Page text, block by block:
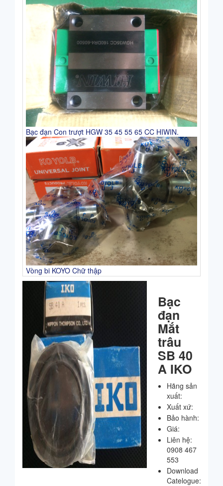
Bạc đạn Con trượt HGW 35 45 55 65 CC HIWIN.
Vòng bi KOYO Chữ thập
Bạc
đạn
Mắt
trâu
SB 40
A IKO
Hãng sản
xuất:
Xuất xứ:
Bảo hành:
Giá:
Liên hệ:
0908 467
553
Download
Catelogue: